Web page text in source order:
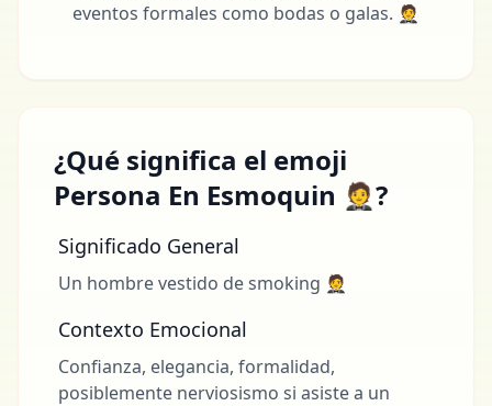
eventos formales como bodas o galas. 🤵
¿Qué significa el emoji
Persona En Esmoquin 🤵?
Significado General
Un hombre vestido de smoking 🤵
Contexto Emocional
Confianza, elegancia, formalidad,
posiblemente nerviosismo si asiste a un